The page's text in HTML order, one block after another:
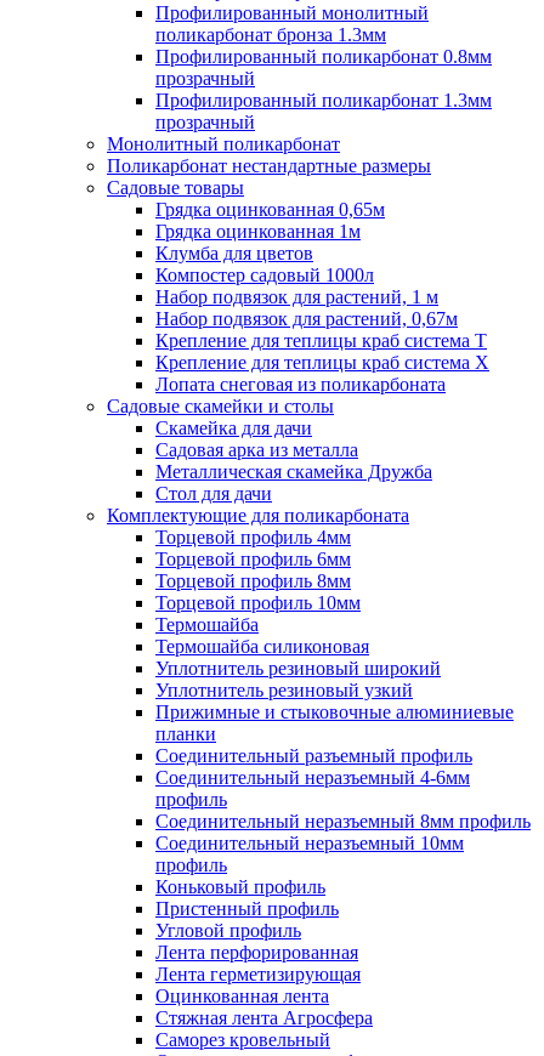
Профилированный монолитный
поликарбонат бронза 1.3мм
Профилированный поликарбонат 0.8мм
прозрачный
Профилированный поликарбонат 1.3мм
прозрачный
Монолитный поликарбонат
Поликарбонат нестандартные размеры
Садовые товары
Грядка оцинкованная 0,65м
Грядка оцинкованная 1м
Клумба для цветов
Компостер садовый 1000л
Набор подвязок для растений, 1 м
Набор подвязок для растений, 0,67м
Крепление для теплицы краб система Т
Крепление для теплицы краб система Х
Лопата снеговая из поликарбоната
Садовые скамейки и столы
Скамейка для дачи
Садовая арка из металла
Металлическая скамейка Дружба
Стол для дачи
Комплектующие для поликарбоната
Торцевой профиль 4мм
Торцевой профиль 6мм
Торцевой профиль 8мм
Торцевой профиль 10мм
Термошайба
Термошайба силиконовая
Уплотнитель резиновый широкий
Уплотнитель резиновый узкий
Прижимные и стыковочные алюминиевые
планки
Соединительный разъемный профиль
Соединительный неразъемный 4-6мм
профиль
Соединительный неразъемный 8мм профиль
Соединительный неразъемный 10мм
профиль
Коньковый профиль
Пристенный профиль
Угловой профиль
Лента перфорированная
Лента герметизирующая
Оцинкованная лента
Стяжная лента Агросфера
Саморез кровельный